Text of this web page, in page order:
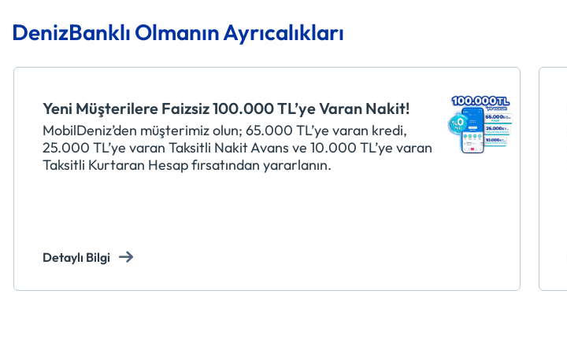
DenizBanklı Olmanın Ayrıcalıkları
Yeni Müşterilere Faizsiz 100.000 TL’ye Varan Nakit!
MobilDeniz’den müşterimiz olun; 65.000 TL’ye varan kredi,
25.000 TL’ye varan Taksitli Nakit Avans ve 10.000 TL’ye varan
Taksitli Kurtaran Hesap fırsatından yararlanın.
Detaylı Bilgi